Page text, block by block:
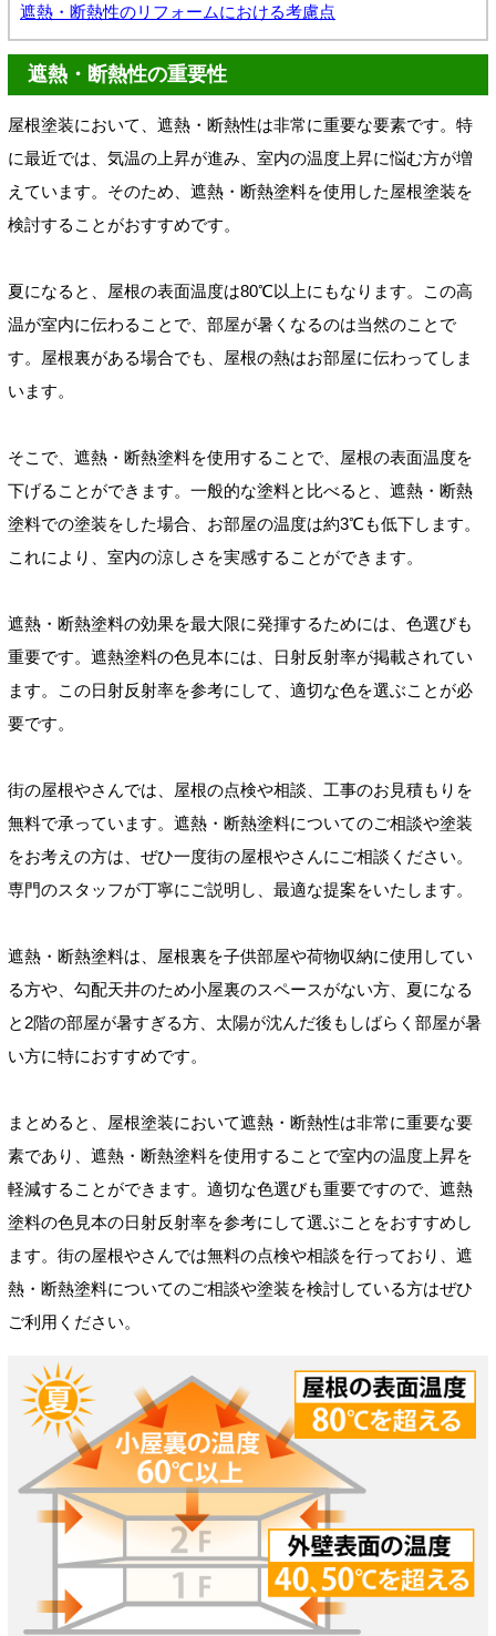
遮熱・断熱性のリフォームにおける考慮点
遮熱・断熱性の重要性
屋根塗装において、遮熱・断熱性は非常に重要な要素です。特
に最近では、気温の上昇が進み、室内の温度上昇に悩む方が増
えています。そのため、遮熱・断熱塗料を使用した屋根塗装を
検討することがおすすめです。
夏になると、屋根の表面温度は80℃以上にもなります。この高
温が室内に伝わることで、部屋が暑くなるのは当然のことで
す。屋根裏がある場合でも、屋根の熱はお部屋に伝わってしま
います。
そこで、遮熱・断熱塗料を使用することで、屋根の表面温度を
下げることができます。一般的な塗料と比べると、遮熱・断熱
塗料での塗装をした場合、お部屋の温度は約3℃も低下します。
これにより、室内の涼しさを実感することができます。
遮熱・断熱塗料の効果を最大限に発揮するためには、色選びも
重要です。遮熱塗料の色見本には、日射反射率が掲載されてい
ます。この日射反射率を参考にして、適切な色を選ぶことが必
要です。
街の屋根やさんでは、屋根の点検や相談、工事のお見積もりを
無料で承っています。遮熱・断熱塗料についてのご相談や塗装
をお考えの方は、ぜひ一度街の屋根やさんにご相談ください。
専門のスタッフが丁寧にご説明し、最適な提案をいたします。
遮熱・断熱塗料は、屋根裏を子供部屋や荷物収納に使用してい
る方や、勾配天井のため小屋裏のスペースがない方、夏になる
と2階の部屋が暑すぎる方、太陽が沈んだ後もしばらく部屋が暑
い方に特におすすめです。
まとめると、屋根塗装において遮熱・断熱性は非常に重要な要
素であり、遮熱・断熱塗料を使用することで室内の温度上昇を
軽減することができます。適切な色選びも重要ですので、遮熱
塗料の色見本の日射反射率を参考にして選ぶことをおすすめし
ます。街の屋根やさんでは無料の点検や相談を行っており、遮
熱・断熱塗料についてのご相談や塗装を検討している方はぜひ
ご利用ください。